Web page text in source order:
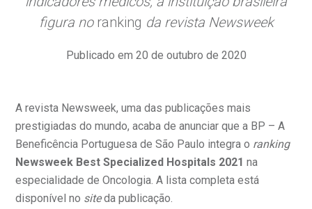
de Exames
atendimento e dos serviços prestados.
A Ouvidoria e SAC são canais para você, cliente da BP, tirar
(11)3505-1000
Hospital BP
Saiba mais
Endereço:
Rua Maestro Cardim, 769
CEP: 01323-001 | Bela Vista
Financeiras
social da BP
de Infarto SUS
de Visita
socorro
de Excelência em Ortopedia
figura no ranking da revista Newsweek
Publicado em 20 de outubro de 2020
A revista Newsweek, uma das publicações mais
prestigiadas do mundo, acaba de anunciar que a BP – A
Beneficência Portuguesa de São Paulo integra o ranking
Newsweek Best Specialized Hospitals 2021 na
especialidade de Oncologia. A lista completa está
disponível no siteda publicação.